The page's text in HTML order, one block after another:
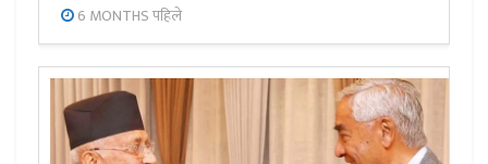
6 MONTHS पहिले